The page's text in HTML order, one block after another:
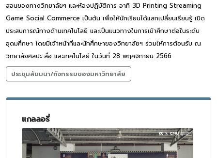
สอนของทางวิทยาลัยฯ และห้องปฏิบัติการ อาทิ 3D Printing Streaming
Game Social Commerce เป็นต้น เพื่อให้นักเรียนได้แลกเปลี่ยนเรียนรู้ เปิด
ประสบการณ์ทางด้านเทคโนโลยี และเป็นแนวทางในการเข้าศึกษาต่อในระดับ
อุดมศึกษา โดยมีเจ้าหน้าที่และนักศึกษาของวิทยาลัยฯ ร่วมให้การต้อนรับ ณ
วิทยาลัยศิลปะ สื่อ และเทคโนโลยี ในวันที่ 28 พฤศจิกายน 2566
ประชุมสัมมนา/กิจกรรมของมหาวิทยาลัย
แกลลอรี่